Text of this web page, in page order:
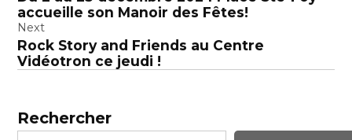
de
l’article
accueille son Manoir des Fêtes!
Next
Rock Story and Friends au Centre
Vidéotron ce jeudi !
Rechercher